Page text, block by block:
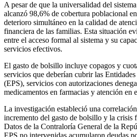
A pesar de que la universalidad del
alcanzó 98,6% de cobertura poblacional
deterioro simultáneo en la calidad de
financiera de las familias. Esta situación
entre el acceso formal al sistema y su
servicios efectivos.
El gasto de bolsillo incluye copagos y
servicios que deberían cubrir las
(EPS), servicios con autorizaciones
medicamentos en farmacias y atención en
La investigación estableció una
incremento del gasto de bolsillo y la crisis
Datos de la Contraloría General de la